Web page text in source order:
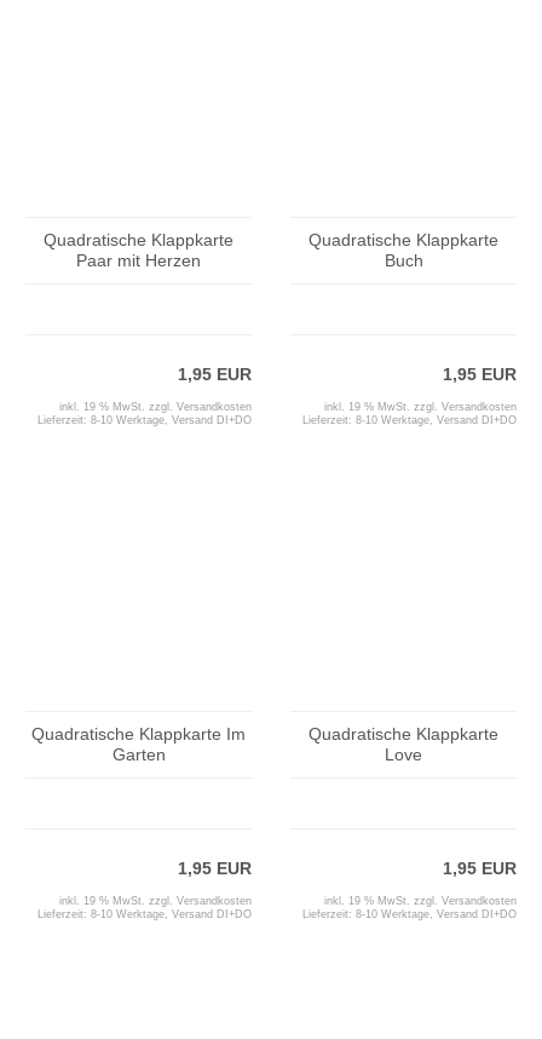
Quadratische Klappkarte
Paar mit Herzen
1,95 EUR
inkl. 19 % MwSt. zzgl. Versandkosten
Lieferzeit: 8-10 Werktage, Versand DI+DO
Quadratische Klappkarte
Buch
1,95 EUR
inkl. 19 % MwSt. zzgl. Versandkosten
Lieferzeit: 8-10 Werktage, Versand DI+DO
Quadratische Klappkarte Im
Garten
1,95 EUR
inkl. 19 % MwSt. zzgl. Versandkosten
Lieferzeit: 8-10 Werktage, Versand DI+DO
Quadratische Klappkarte
Love
1,95 EUR
inkl. 19 % MwSt. zzgl. Versandkosten
Lieferzeit: 8-10 Werktage, Versand DI+DO